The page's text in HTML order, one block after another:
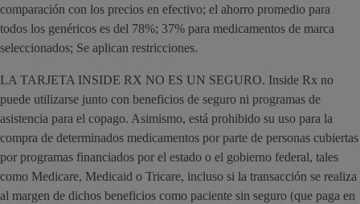
comparación con los precios en efectivo; el ahorro promedio para
todos los genéricos es del 78%; 37% para medicamentos de marca
seleccionados; Se aplican restricciones.
LA TARJETA INSIDE RX NO ES UN SEGURO. Inside Rx no
puede utilizarse junto con beneficios de seguro ni programas de
asistencia para el copago. Asimismo, está prohibido su uso para la
compra de determinados medicamentos por parte de personas cubiertas
por programas financiados por el estado o el gobierno federal, tales
como Medicare, Medicaid o Tricare, incluso si la transacción se realiza
al margen de dichos beneficios como paciente sin seguro (que paga en